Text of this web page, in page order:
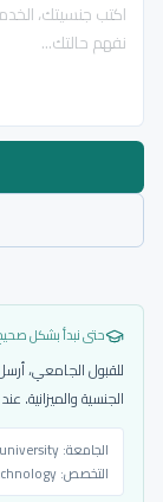
حتى نبدأ بشكل
للقبول الجامعي،
الجنسية والميزانية.
الجامعة:
التخصص: